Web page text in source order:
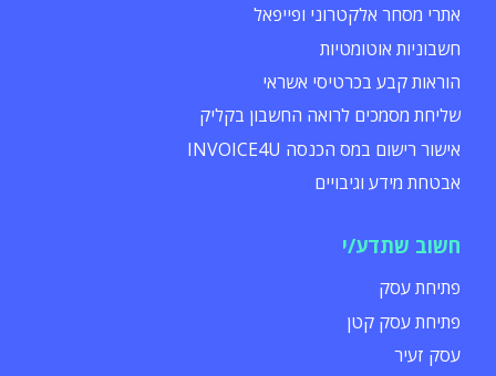
אתרי מסחר אלקטרוני ופייפאל
חשבוניות אוטומטיות
הוראות קבע בכרטיסי אשראי
שליחת מסמכים לרואה החשבון בקליק
אישור רישום במס הכנסה INVOICE4U
אבטחת מידע וגיבויים
חשוב שתדע/י
פתיחת עסק
פתיחת עסק קטן
עסק זעיר